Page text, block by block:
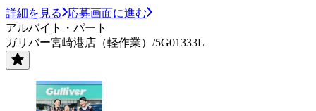
詳細を見る
応募画面に進む
アルバイト・パート
ガリバー宮崎港店（軽作業）/5G01333L